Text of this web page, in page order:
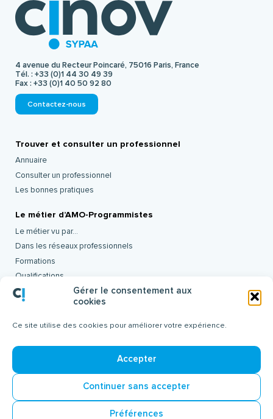
Gérer le consentement aux
cookies
Ce site utilise des cookies pour améliorer votre expérience.
Accepter
Continuer sans accepter
Préférences
4 avenue du Recteur Poincaré, 75016 Paris, France
Tél. : +33 (0)1 44 30 49 39
Fax : +33 (0)1 40 50 92 80
Contactez-nous
Trouver et consulter un professionnel
Annuaire
Consulter un professionnel
Les bonnes pratiques
Le métier d’AMO-Programmistes
Le métier vu par…
Dans les réseaux professionnels
Formations
Qualifications
Offres d’emploi
Partenaires
Les brèves
Liste des adhérents